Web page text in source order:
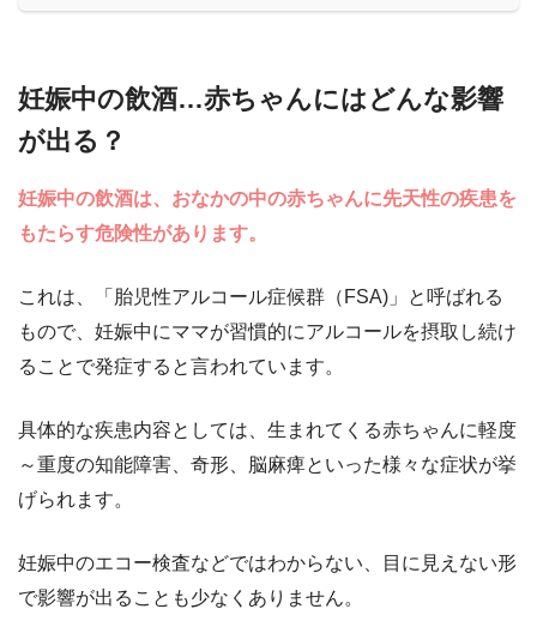
妊娠中の飲酒…赤ちゃんにはどんな影響
が出る？
妊娠中の飲酒は、おなかの中の赤ちゃんに先天性の疾患を
もたらす危険性があります。
これは、「胎児性アルコール症候群（FSA)」と呼ばれる
もので、妊娠中にママが習慣的にアルコールを摂取し続け
ることで発症すると言われています。
具体的な疾患内容としては、生まれてくる赤ちゃんに軽度
～重度の知能障害、奇形、脳麻痺といった様々な症状が挙
げられます。
妊娠中のエコー検査などではわからない、目に見えない形
で影響が出ることも少なくありません。